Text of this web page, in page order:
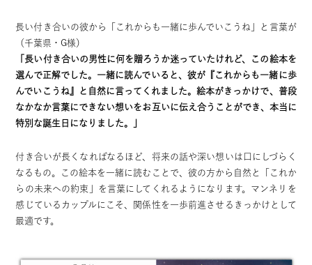
長い付き合いの彼から「これからも一緒に歩んでいこうね」と言葉が
（千葉県・G様）
「長い付き合いの男性に何を贈ろうか迷っていたけれど、この絵本を
選んで正解でした。一緒に読んでいると、彼が『これからも一緒に歩
んでいこうね』と自然に言ってくれました。絵本がきっかけで、普段
なかなか言葉にできない想いをお互いに伝え合うことができ、本当に
特別な誕生日になりました。」
付き合いが長くなればなるほど、将来の話や深い想いは口にしづらく
なるもの。この絵本を一緒に読むことで、彼の方から自然と「これか
らの未来への約束」を言葉にしてくれるようになります。マンネリを
感じているカップルにこそ、関係性を一歩前進させるきっかけとして
最適です。